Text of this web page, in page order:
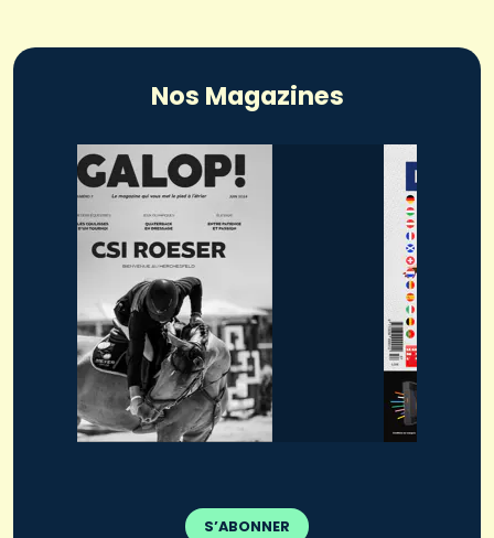
Nos Magazines
S’ABONNER